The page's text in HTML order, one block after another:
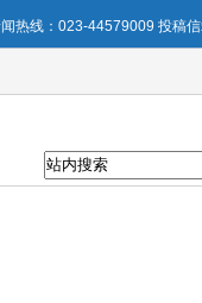
热线：023-44579009 投稿